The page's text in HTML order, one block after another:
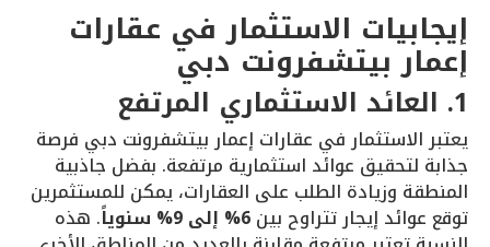
إيجابيات الاستثمار في عقارات
إعمار بيتشفرونت دبي
1. العائد الاستثماري المرتفع
يعتبر الاستثمار في عقارات إعمار بيتشفرونت دبي فرصة
جذابة لتحقيق عوائد استثمارية مرتفعة. بفضل جاذبية
المنطقة وزيادة الطلب على العقارات، يمكن للمستثمرين
توقع عوائد إيجار تتراوح بين6% إلى 9% سنوياً . هذه